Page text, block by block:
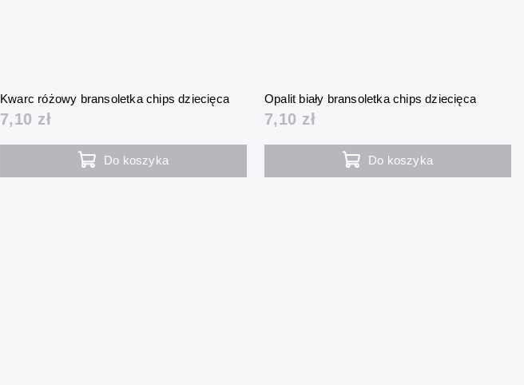
Kwarc różowy bransoletka chips dziecięca
7,10 zł
Do koszyka
Opalit biały bransoletka chips dziecięca
7,10 zł
Do koszyka